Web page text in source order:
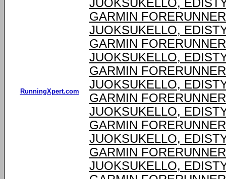
RunningXpert.com
JUOKSUKELLO,
GARMIN
JUOKSUKELLO,
GARMIN
JUOKSUKELLO,
GARMIN
JUOKSUKELLO,
GARMIN
JUOKSUKELLO,
GARMIN
JUOKSUKELLO,
GARMIN
JUOKSUKELLO,